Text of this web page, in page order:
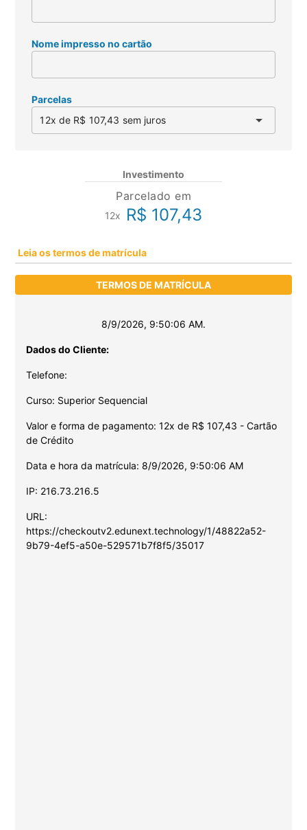
Nome impresso no cartão
Parcelas
12x de R$ 107,43 sem juros
arrow_drop_down
Investimento
Parcelado em
12x R$ 107,43
Leia os termos de matrícula
TERMOS DE MATRÍCULA
8/9/2026, 9:50:06 AM.
Dados do Cliente:
Telefone:
Curso: Superior Sequencial
Valor e forma de pagamento: 12x de R$ 107,43 - Cartão
de Crédito
Data e hora da matrícula: 8/9/2026, 9:50:06 AM
IP: 216.73.216.5
URL:
https://checkoutv2.edunext.technology/1/48822a52-
9b79-4ef5-a50e-529571b7f8f5/35017